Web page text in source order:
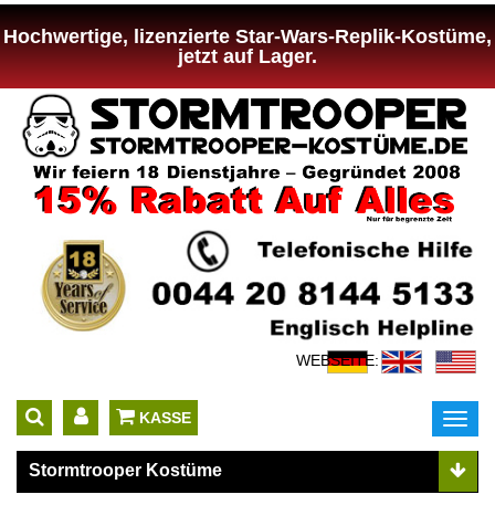
Hochwertige, lizenzierte Star-Wars-Replik-Kostüme,
jetzt auf Lager.
WEBSEITE:
KASSE
Stormtrooper Kostüme